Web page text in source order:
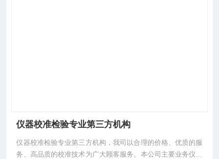
仪器校准检验专业第三方机构
仪器校准检验专业第三方机构，我司以合理的价格、优质的服
务、高品质的校准技术为广大顾客服务。本公司主要业务仪器